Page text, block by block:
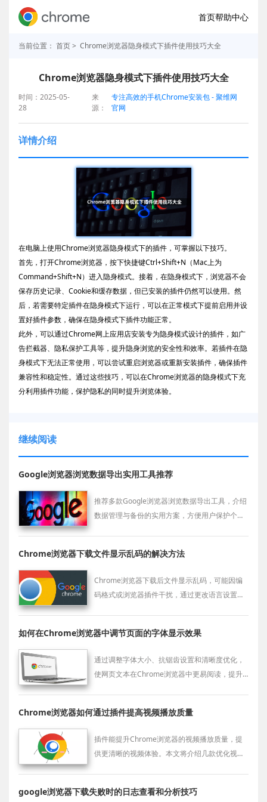
首页帮助中心
当前位置： 首页> Chrome浏览器隐身模式下插件使用技巧大全
Chrome浏览器隐身模式下插件使用技巧大全
时间：2025-05-
28
来
源：
专注高效的手机Chrome安装包 - 聚维网
官网
详情介绍
在电脑上使用Chrome浏览器隐身模式下的插件，可掌握以下技巧。
首先，打开Chrome浏览器，按下快捷键Ctrl+Shift+N（Mac上为
Command+Shift+N）进入隐身模式。接着，在隐身模式下，浏览器不会
保存历史记录、Cookie和缓存数据，但已安装的插件仍然可以使用。然
后，若需要特定插件在隐身模式下运行，可以在正常模式下提前启用并设
置好插件参数，确保在隐身模式下插件功能正常。
此外，可以通过Chrome网上应用店安装专为隐身模式设计的插件，如广
告拦截器、隐私保护工具等，提升隐身浏览的安全性和效率。若插件在隐
身模式下无法正常使用，可以尝试重启浏览器或重新安装插件，确保插件
兼容性和稳定性。通过这些技巧，可以在Chrome浏览器的隐身模式下充
分利用插件功能，保护隐私的同时提升浏览体验。
继续阅读
Google浏览器浏览数据导出实用工具推荐
推荐多款Google浏览器浏览数据导出工具，介绍
数据管理与备份的实用方案，方便用户保护个人
Chrome浏览器下载文件显示乱码的解决方法
Chrome浏览器下载后文件显示乱码，可能因编
码格式或浏览器插件干扰，通过更改语言设置或
如何在Chrome浏览器中调节页面的字体显示效果
通过调整字体大小、抗锯齿设置和清晰度优化，
使网页文本在Chrome浏览器中更易阅读，提升
Chrome浏览器如何通过插件提高视频播放质量
插件能提升Chrome浏览器的视频播放质量，提
供更清晰的视频体验。本文将介绍几款优化视频
google浏览器下载失败时的日志查看和分析技巧